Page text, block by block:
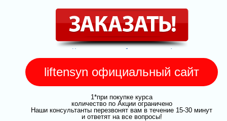
liftensyn официальный сайт
1*при покупке курса
количество по Акции ограничено
Наши консультанты перезвонят вам в течение 15-30 минут
и ответят на все вопросы!